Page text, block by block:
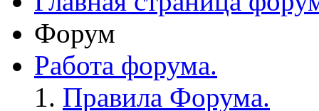
Форум
Работа форума.
Правила Форума.